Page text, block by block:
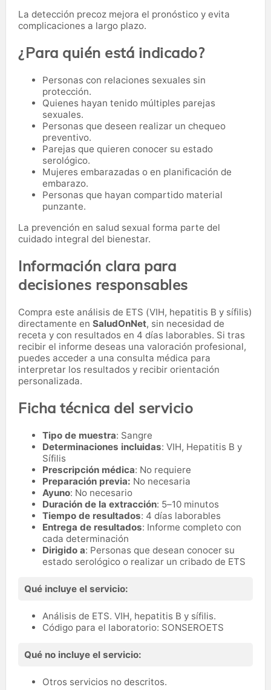
La detección precoz mejora el pronóstico y evita
complicaciones a largo plazo.
¿Para quién está indicado?
Personas con relaciones sexuales sin
protección.
Quienes hayan tenido múltiples parejas
sexuales.
Personas que deseen realizar un chequeo
preventivo.
Parejas que quieren conocer su estado
serológico.
Mujeres embarazadas o en planificación de
embarazo.
Personas que hayan compartido material
punzante.
La prevención en salud sexual forma parte del
cuidado integral del bienestar.
Información clara para
decisiones responsables
Compra este análisis de ETS (VIH, hepatitis B y sífilis)
directamente en SaludOnNet, sin necesidad de
receta y con resultados en 4 días laborables. Si tras
recibir el informe deseas una valoración profesional,
puedes acceder a una consulta médica para
interpretar los resultados y recibir orientación
personalizada.
Ficha técnica del servicio
Tipo de muestra: Sangre
Determinaciones incluidas: VIH, Hepatitis B y
Sífilis
Prescripción médica: No requiere
Preparación previa: No necesaria
Ayuno: No necesario
Duración de la extracción: 5–10 minutos
Tiempo de resultados: 4 días laborables
Entrega de resultados: Informe completo con
cada determinación
Dirigido a: Personas que desean conocer su
estado serológico o realizar un cribado de ETS
Qué incluye el servicio:
Análisis de ETS. VIH, hepatitis B y sífilis.
Código para el laboratorio: SONSEROETS
Qué no incluye el servicio:
Otros servicios no descritos.